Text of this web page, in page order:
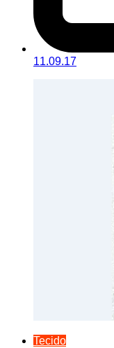
11.09.17
Tecido